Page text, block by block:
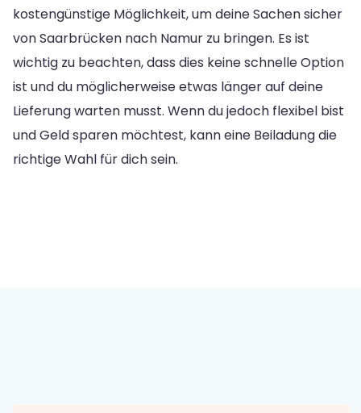
kostengünstige Möglichkeit, um deine Sachen sicher
von Saarbrücken nach Namur zu bringen. Es ist
wichtig zu beachten, dass dies keine schnelle Option
ist und du möglicherweise etwas länger auf deine
Lieferung warten musst. Wenn du jedoch flexibel bist
und Geld sparen möchtest, kann eine Beiladung die
richtige Wahl für dich sein.